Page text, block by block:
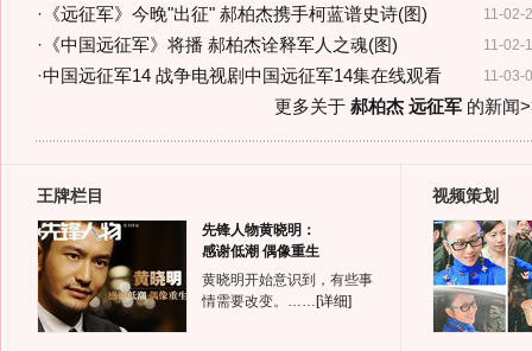
11-02-
· 《远征军》今晚"出征" 郝柏杰携手柯蓝谱史诗(图)
11-02-
· 《中国远征军》将播 郝柏杰诠释军人之魂(图)
11-03-
·中国远征军14 战争电视剧中国远征军14集在线观看
更多关于 郝柏杰 远征军的新闻
王牌栏目
先锋人物黄晓明：
感谢低潮 偶像重生
黄晓明开始意识到，有些事
情需要改变。…… [详细]
视频策划